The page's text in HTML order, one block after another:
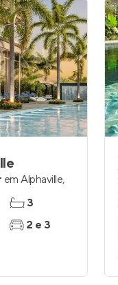
em Alphaville,
3
2 e 3